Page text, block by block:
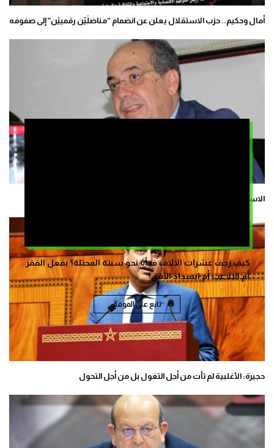
كيف زحف عشرات الالاف فجأة نحو سبتة المحتلة؟ بفعل الفقر
أم التلاعب أم انسداد الأفق؟
تابع على الموقع
أمال وحكيم.. حزب الاستقلال يعلن عن انضمام “مناضلَيْن رقمييْن” إلى صفوفه
الاستقلال يجمد عضوية دانييل زويزو المتهم بـ”التلاعب والاختلاس”
حجيرة: الأغلبية لم تأت من أجل التغول بل من أجل التحول